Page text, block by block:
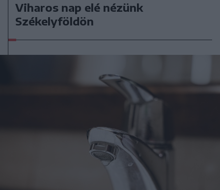
Viharos nap elé nézünk
Székelyföldön